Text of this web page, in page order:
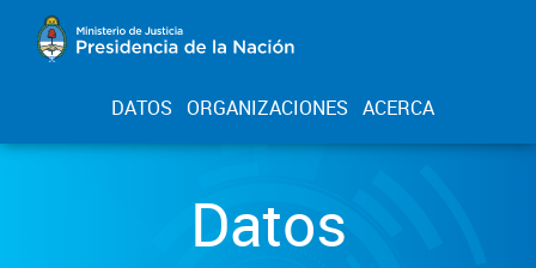
DATOS ORGANIZACIONES ACERCA
Datos